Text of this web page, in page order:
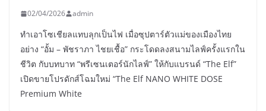
02/04/2026 admin
ทำเอาโซเชียลแทบลุกเป็นไฟ เมื่อซุปตาร์ตัวแม่ของเมืองไทย
อย่าง “อั้ม – พัชราภา ไชยเชื้อ” กระโดดลงสนามไลฟ์ครั้งแรกใน
ชีวิต กับบทบาท “พรีเซนเตอร์นักไลฟ์” ให้กับแบรนด์ “The Elf”
เปิดขายโปรดักส์โฉมใหม่ “The Elf NANO WHITE DOSE
Premium White